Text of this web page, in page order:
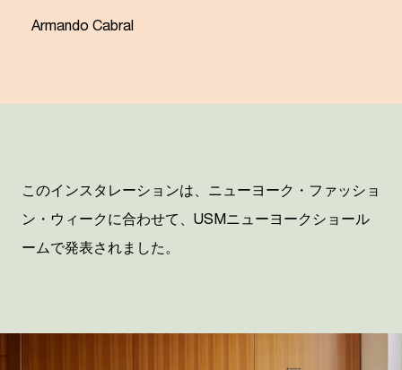
Armando Cabral
このインスタレーションは、ニューヨーク・ファッショ
ン・ウィークに合わせて、 USMニューヨークショール
ームで発表されました。